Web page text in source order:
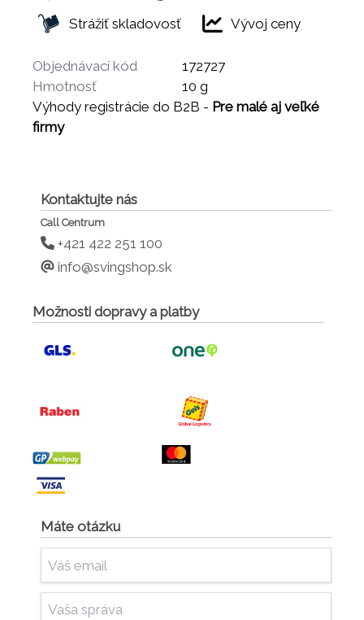
Strážiť skladovosť
Vývoj ceny
Objednávací kód
172727
Hmotnosť
10 g
Výhody registrácie do B2B - Pre malé aj veľké
firmy
Kontaktujte nás
Call Centrum
+421 422 251 100
info@svingshop.sk
Možnosti dopravy a platby
Máte otázku